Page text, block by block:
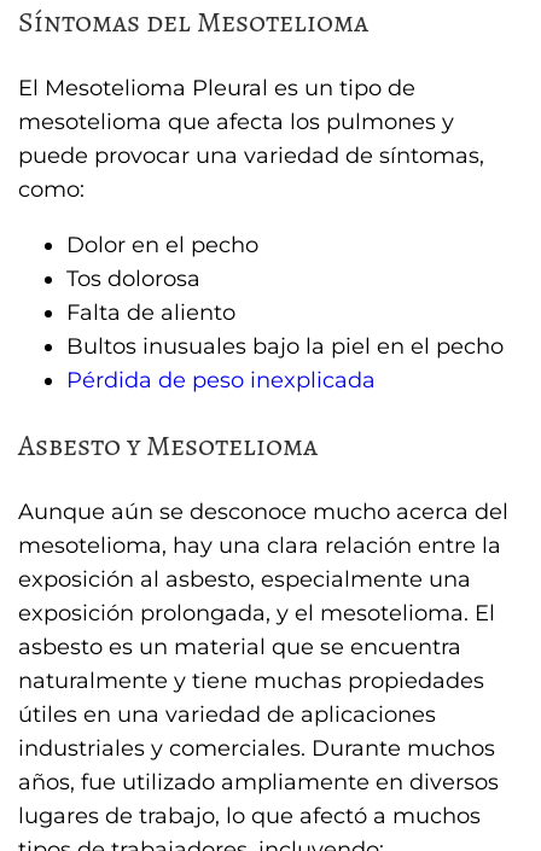
Síntomas del Mesotelioma
El Mesotelioma Pleural es un tipo de
mesotelioma que afecta los pulmones y
puede provocar una variedad de síntomas,
como:
Dolor en el pecho
Tos dolorosa
Falta de aliento
Bultos inusuales bajo la piel en el pecho
Pérdida de peso inexplicada
Asbesto y Mesotelioma
Aunque aún se desconoce mucho acerca del
mesotelioma, hay una clara relación entre la
exposición al asbesto, especialmente una
exposición prolongada, y el mesotelioma. El
asbesto es un material que se encuentra
naturalmente y tiene muchas propiedades
útiles en una variedad de aplicaciones
industriales y comerciales. Durante muchos
años, fue utilizado ampliamente en diversos
lugares de trabajo, lo que afectó a muchos